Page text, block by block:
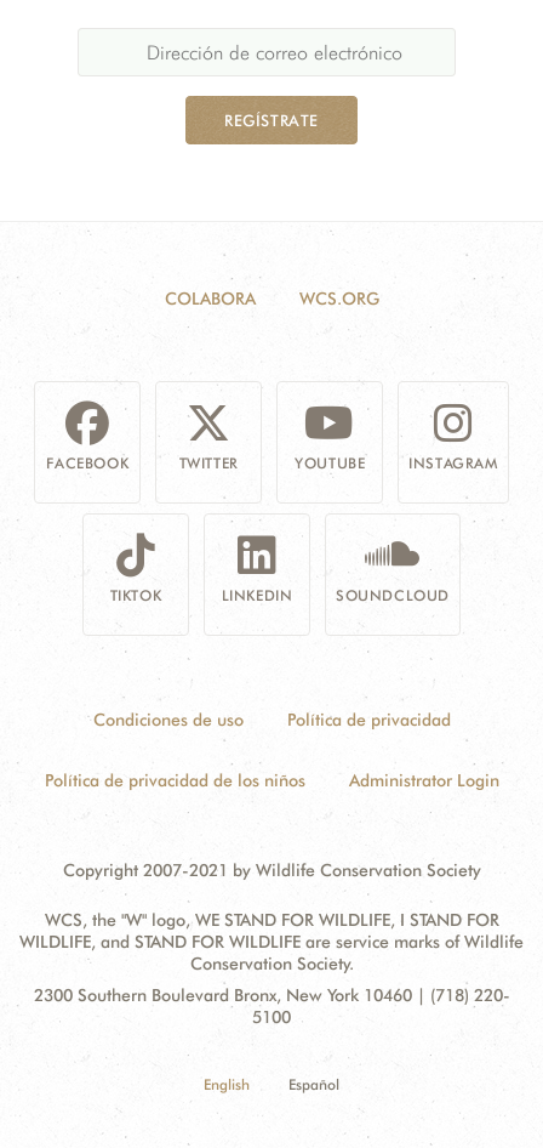
REGÍSTRATE
COLABORA WCS.ORG
FACEBOOK TWITTER YOUTUBE INSTAGRAM
TIKTOK LINKEDIN SOUNDCLOUD
Condiciones de uso Política de privacidad
Política de privacidad de los niños Administrator Login
Copyright 2007-2021 by Wildlife Conservation Society
WCS, the "W" logo, WE STAND FOR WILDLIFE, I STAND FOR
WILDLIFE, and STAND FOR WILDLIFE are service marks of Wildlife
Conservation Society.
Contact
Address:
2300 Southern Boulevard Bronx, New York 10460 | (718) 220-
5100
English Español